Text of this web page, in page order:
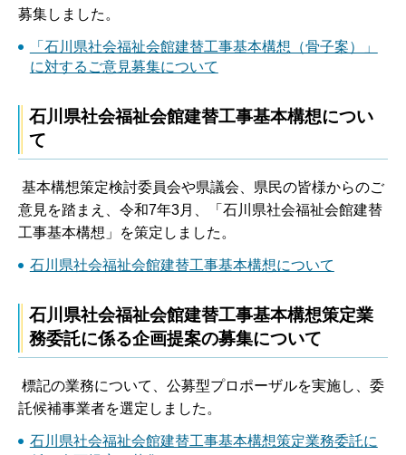
募集しました。
「石川県社会福祉会館建替工事基本構想（骨子案）」
に対するご意見募集について
石川県社会福祉会館建替工事基本構想につい
て
基本構想策定検討委員会や県議会、県民の皆様からのご
意見を踏まえ、令和7年3月、「石川県社会福祉会館建替
工事基本構想」を策定しました。
石川県社会福祉会館建替工事基本構想について
石川県社会福祉会館建替工事基本構想策定業
務委託に係る企画提案の募集について
標記の業務について、公募型プロポーザルを実施し、委
託候補事業者を選定しました。
石川県社会福祉会館建替工事基本構想策定業務委託に